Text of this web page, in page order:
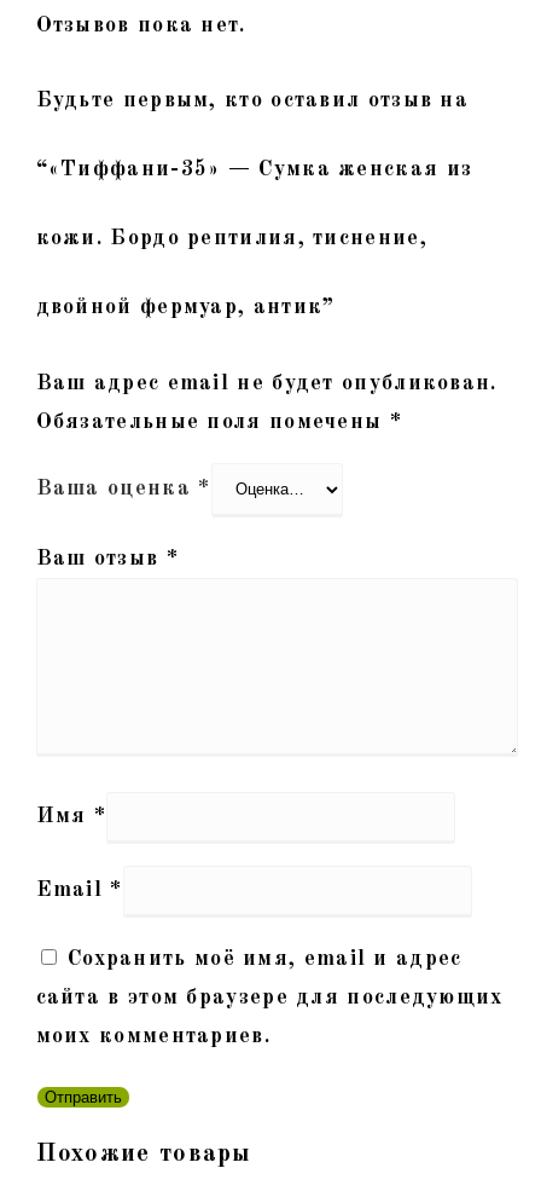
Отзывов пока нет.
Будьте первым, кто оставил отзыв на
“«Тиффани-35» — Сумка женская из
кожи. Бордо рептилия, тиснение,
двойной фермуар, антик”
Ваш адрес email не будет опубликован.
Обязательные поля помечены *
Ваша оценка *
Ваш отзыв *
Имя *
Email *
Сохранить моё имя, email и адрес
сайта в этом браузере для последующих
моих комментариев.
Похожие товары